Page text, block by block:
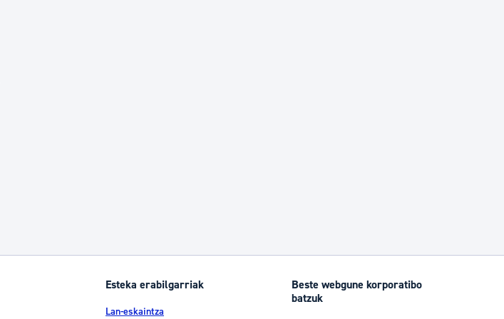
Esteka erabilgarriak
Lan-eskaintza
Beste webgune korporatibo
batzuk